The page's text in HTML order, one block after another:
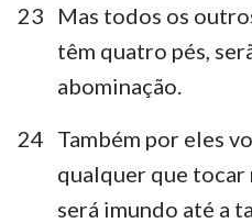
23
Mas todos os
têm quatro pés,
abominação.
24 Também por eles
qualquer que tocar
será imundo até a